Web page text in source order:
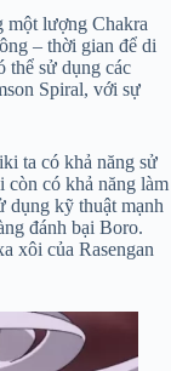
một lượng Chakra
– thời gian để di
thể sử dụng các
Spiral, với sự
ta có khả năng sử
còn có khả năng làm
dụng kỹ thuật mạnh
đánh bại Boro.
xôi của Rasengan